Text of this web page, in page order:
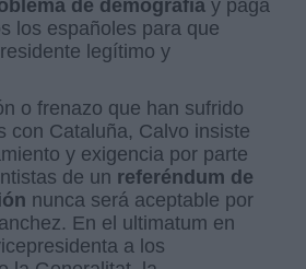
de demografía y paga
los españoles para que
legítimo y
o frenazo que han sufrido
con Cataluña, Calvo insiste
y exigencia por parte
de un referéndum de
nunca será aceptable por
En el ultimatum en
a los